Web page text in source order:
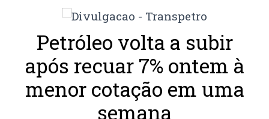
Petróleo volta a subir
após recuar 7% ontem à
menor cotação em uma
semana